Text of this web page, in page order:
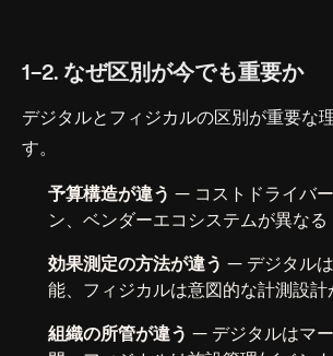
1-2. なぜ区別が今でも重要か
デジタルとフィジカルの区別が重要な
す。
予算構造が違う — コストドライバ
ン、ベンダーエコシステムが異なる
効果測定の方法が違う — デジタルは
能、フィジカルは意図的な計測設計
組織の所管が違う — デジタルはマ